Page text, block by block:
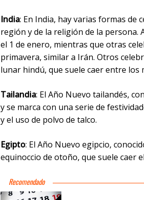
India: En India, hay varias formas de
región y de la religión de la persona.
el 1 de enero, mientras que otras
primavera, similar a Irán. Otros
lunar hindú, que suele caer entre los
Tailandia: El Año Nuevo tailandés,
y se marca con una serie de
y el uso de polvo de talco.
Egipto: El Año Nuevo egipcio,
equinoccio de otoño, que suele caer